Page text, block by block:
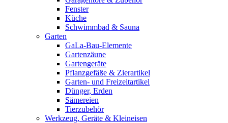
Fenster
Küche
Schwimmbad & Sauna
Garten
GaLa-Bau-Elemente
Gartenzäune
Gartengeräte
Pflanzgefäße & Zierartikel
Garten- und Freizeitartikel
Dünger, Erden
Sämereien
Tierzubehör
Werkzeug, Geräte & Kleineisen